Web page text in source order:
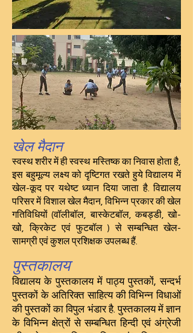
खेल मैदान
स्वस्थ शरीर में ही स्वस्थ मस्तिष्क का निवास होता है,
इस बहुमूल्य लक्ष्य को दृष्टिगत रखते हुये विद्यालय में
खेल-कूद पर यथेष्ट ध्यान दिया जाता है. विद्यालय
परिसर में विशाल खेल मैदान, विभिन्न प्रकार की खेल
गतिविधियों (वॉलीबॉल, बास्केटबॉल, कबड्डी, खो-
खो, क्रिकेट एवं फुटबॉल ) से सम्बन्धित खेल-
सामग्री एवं कुशल प्रशिक्षक उपलब्ध हैं.
पुस्तकालय
विद्यालय के पुस्तकालय में पाठ्य पुस्तकों, सन्दर्भ
पुस्तकों के अतिरिक्त साहित्य की विभिन्न विधाओं
की पुस्तकों का विपुल भंडार है. पुस्तकालय में ज्ञान
के विभिन्न क्षेत्रों से सम्बन्धित हिन्दी एवं अंग्रेजी